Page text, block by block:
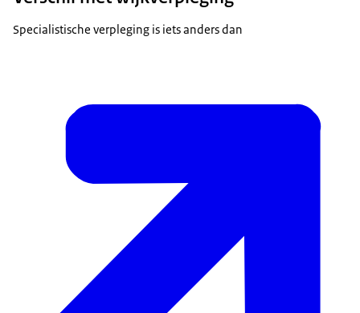
Specialistische verpleging is iets anders dan